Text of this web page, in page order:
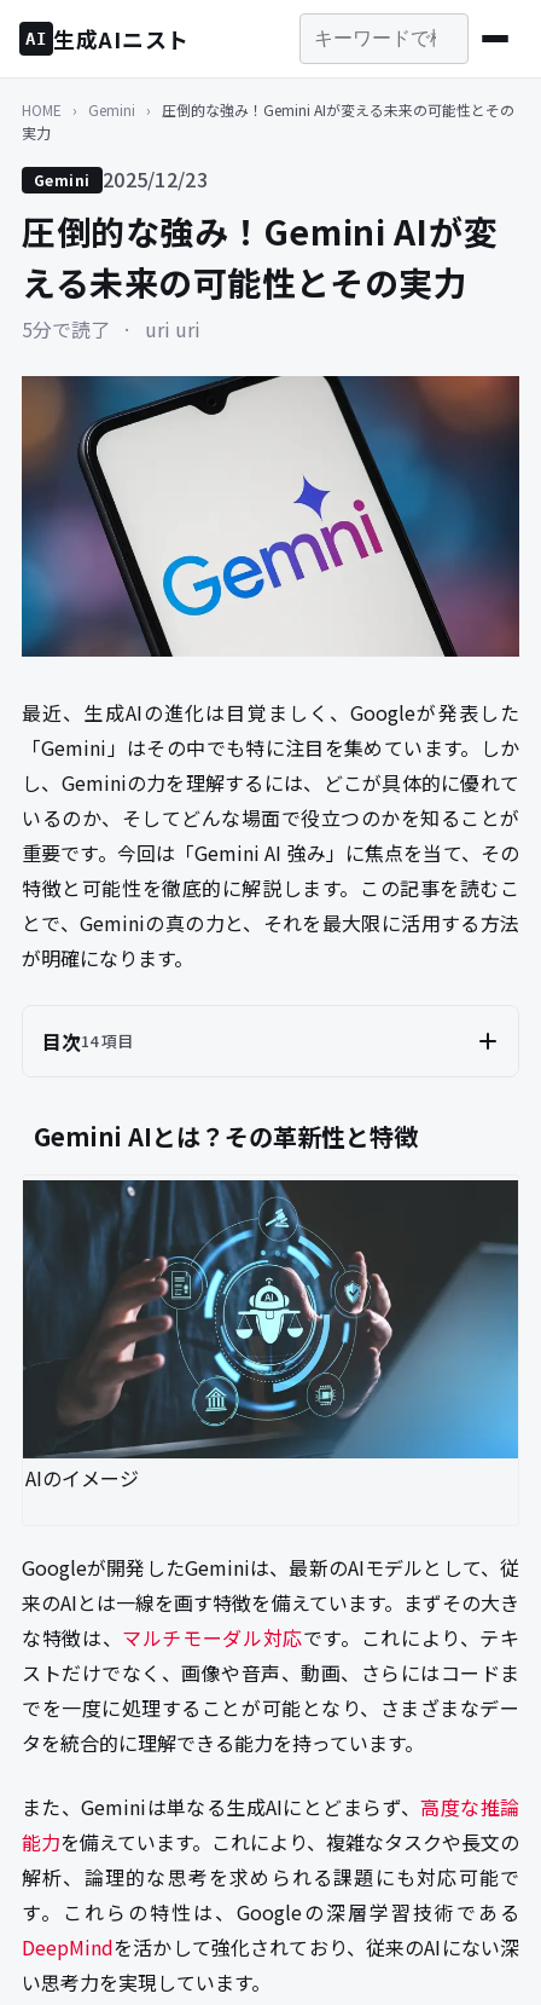
AI 生成AIニスト
HOME › Gemini ›
圧倒的な強み！Gemini AIが変える未来の可能性とその
実力
Gemini 2025/12/23
圧倒的な強み！Gemini AIが変
える未来の可能性とその実力
5分で読了 · uri uri
最近、生成AIの進化は目覚ましく、Googleが発表した
「Gemini」はその中でも特に注目を集めています。しか
し、Geminiの力を理解するには、どこが具体的に優れて
いるのか、そしてどんな場面で役立つのかを知ることが
重要です。今回は「Gemini AI 強み」に焦点を当て、その
特徴と可能性を徹底的に解説します。この記事を読むこ
とで、Geminiの真の力と、それを最大限に活用する方法
が明確になります。
目次14 項目
Gemini AIとは？その革新性と特徴
AIのイメージ
Googleが開発したGeminiは、最新のAIモデルとして、従
来のAIとは一線を画す特徴を備えています。まずその大き
な特徴は、 マルチモーダル対応です。これにより、テキ
ストだけでなく、画像や音声、動画、さらにはコードま
でを一度に処理することが可能となり、さまざまなデー
タを統合的に理解できる能力を持っています。
また、Geminiは単なる生成AIにとどまらず、高度な推論
能力を備えています。これにより、複雑なタスクや長文の
解析、論理的な思考を求められる課題にも対応可能で
す。これらの特性は、Googleの深層学習技術である
DeepMindを活かして強化されており、従来のAIにない深
い思考力を実現しています。